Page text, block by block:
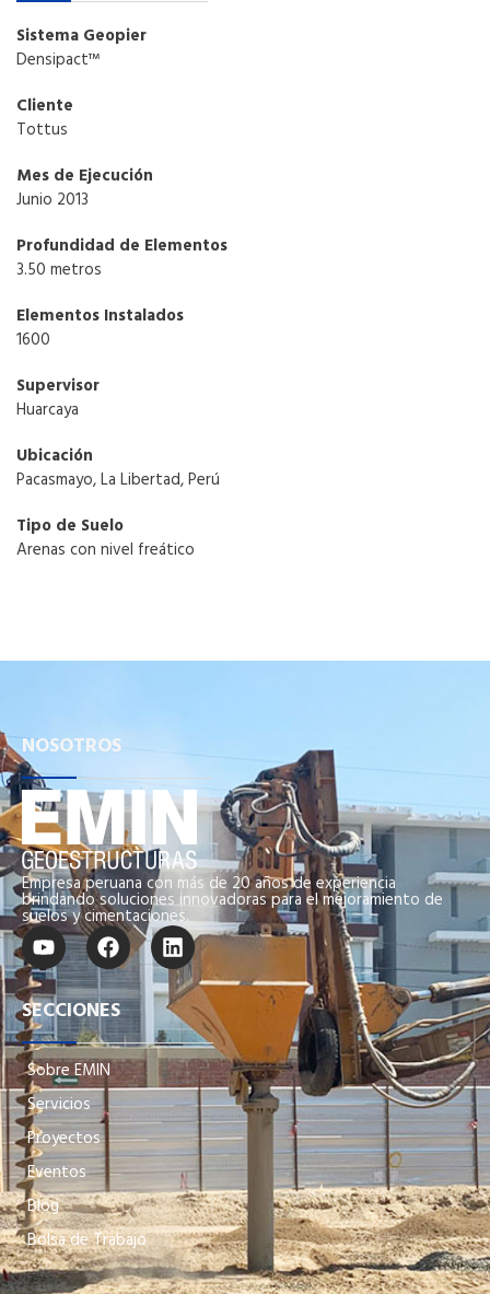
Sistema Geopier
Densipact™
Cliente
Tottus
Mes de Ejecución
Junio 2013
Profundidad de Elementos
3.50 metros
Elementos Instalados
1600
Supervisor
Huarcaya
Ubicación
Pacasmayo, La Libertad, Perú
Tipo de Suelo
Arenas con nivel freático
NOSOTROS
Empresa peruana con más de 20 años de experiencia
brindando soluciones innovadoras para el mejoramiento de
suelos y cimentaciones.
SECCIONES
Sobre EMIN
Servicios
Proyectos
Eventos
Blog
Bolsa de Trabajo